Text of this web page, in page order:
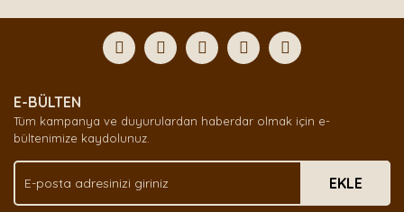
Yorum Yaz
formunu kullanarak tarafımıza iletebilirsiniz.
Görüş ve önerileriniz için teşekkür ederiz.
Ürün açıklamasında eksik bilgiler bulunuyor.
Ürün bilgilerinde hatalar bulunuyor.
Ürün fiyatı diğer sitelerden daha pahalı.
Bu ürüne benzer farklı alternatifler olmalı.
E-BÜLTEN
Tüm kampanya ve duyurulardan haberdar olmak için e-
bültenimize kaydolunuz.
EKLE